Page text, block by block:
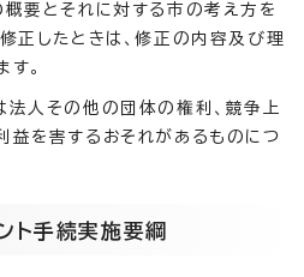
概要とそれに対する市の考え方を
正したときは、修正の内容及び理
。
法人その他の団体の権利、競争上
益を害するおそれがあるものにつ
ト手続実施要綱